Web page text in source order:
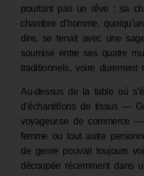
pourtant pas un rêve : sa
chambre d’homme,
dire, se tenait avec une
soumise entre ses quatre
traditionnels, voire durement
Au-dessus de la table où
d’échantillons de tissus —
voyageur.se de commerce
femme ou tout autre
de genre pouvait toujours
découpée récemment dans